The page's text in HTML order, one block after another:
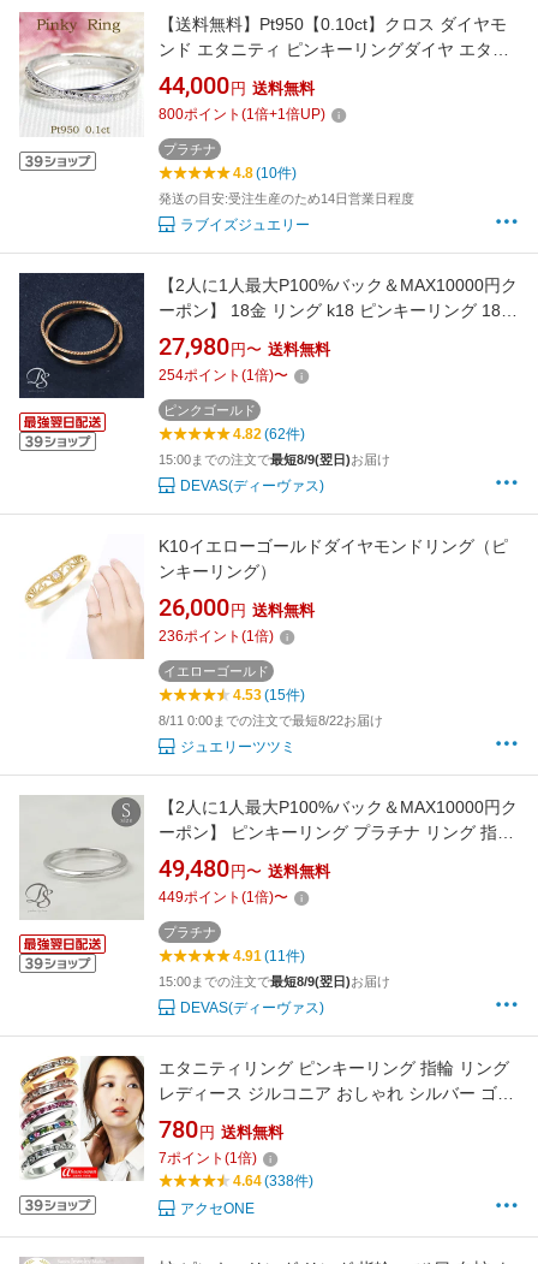
【送料無料】Pt950【0.10ct】クロス ダイヤモ
ンド エタニティ ピンキーリングダイヤ エタニ
ティ プラチナ pt950 品質保証書 レディース ジ
ュエリー ギフト 贈り物 可愛い おしゃれ 裏抜き
なし 無垢 ハーフエタニティ 2連リング 贈り
物 交差 ブライダル
44,000 円 送料無料
800ポイント (1倍+1倍UP)
プラチナ
4.8(10件)
発送の目安:受注生産のため14日営業日程度
ラブイズジュエリー
【2人に1人最大P100%バック＆MAX10000円ク
ーポン】 18金 リング k18 ピンキーリング 18k
指輪 ピンクゴールド レディース シンプル 2連
スパイラル ねじれ 18金リング k18リング ピン
キー 18 金 つけっぱなし 地金 ピンクゴールド
リング サイズ 18kリング 2連リング
27,980 円〜 送料無料
254ポイント (1倍)〜
ピンクゴールド
4.82(62件)
15:00までの注文で最短8/9(翌日)お届け
DEVAS(ディーヴァス)
K10イエローゴールドダイヤモンドリング（ピ
ンキーリング）
26,000 円 送料無料
236ポイント (1倍)
イエローゴールド
4.53(15件)
8/11 0:00までの注文で最短8/22お届け
ジュエリーツツミ
【2人に1人最大P100%バック＆MAX10000円ク
ーポン】 ピンキーリング プラチナ リング 指輪
レディース メンズ シンプル カットデザイン S
刻印 ピンキー 華奢 pt950 プラチナ950 細め 地
金 刻印 プラチナリング 華奢リング
49,480 円〜 送料無料
449ポイント (1倍)〜
プラチナ
4.91(11件)
15:00までの注文で最短8/9(翌日)お届け
DEVAS(ディーヴァス)
エタニティリング ピンキーリング 指輪 リング
レディース ジルコニア おしゃれ シルバー ゴー
ルド ピンクゴールド 高級プラチナRG加工 パー
ティー プレゼント ホワイトデー kor292 3号 5
号 7号 10号 12号 15号 アクセONE 新作 服 夏
780 円 送料無料
7ポイント (1倍)
4.64(338件)
アクセONE